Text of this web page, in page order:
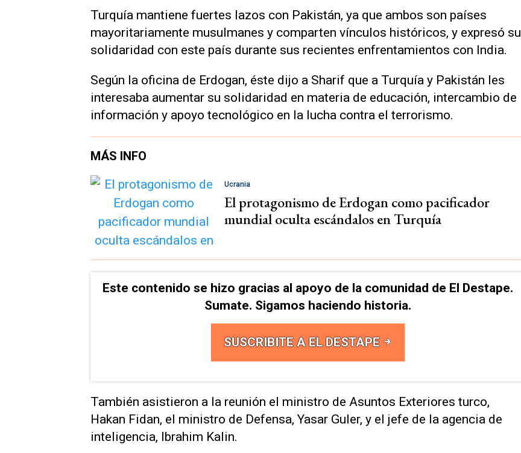
Turquía mantiene fuertes lazos con Pakistán, ya que ambos son países
mayoritariamente musulmanes y comparten vínculos históricos, y expresó su
solidaridad con este país durante sus recientes enfrentamientos con India.
Según la oficina de Erdogan, éste dijo a Sharif que a Turquía y Pakistán les
interesaba aumentar su solidaridad en materia de educación, intercambio de
información y apoyo tecnológico en la lucha contra el terrorismo.
MÁS INFO
Ucrania
El protagonismo de Erdogan como pacificador
mundial oculta escándalos en Turquía
Este contenido se hizo gracias al apoyo de la comunidad de El Destape.
Sumate. Sigamos haciendo historia.
SUSCRIBITE A EL DESTAPE
También asistieron a la reunión el ministro de Asuntos Exteriores turco,
Hakan Fidan, el ministro de Defensa, Yasar Guler, y el jefe de la agencia de
inteligencia, Ibrahim Kalin.